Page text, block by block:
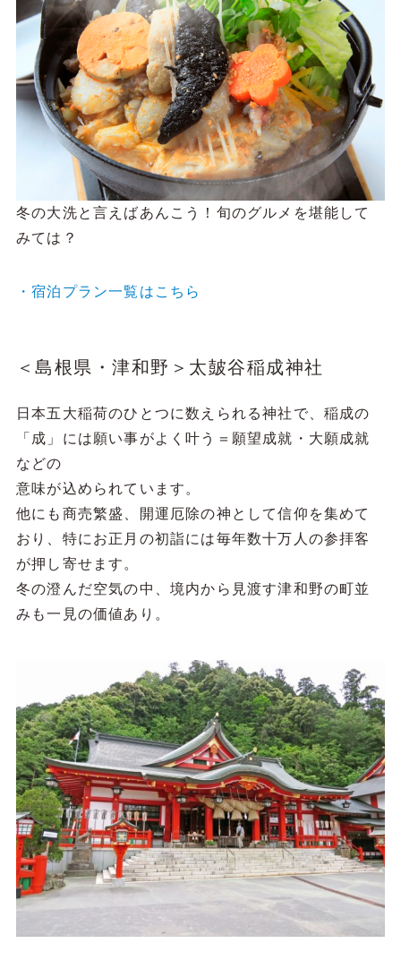
冬の大洗と言えばあんこう！旬のグルメを堪能して
みては？
・宿泊プラン一覧はこちら
＜島根県・津和野＞太皷谷稲成神社
日本五大稲荷のひとつに数えられる神社で、稲成の
「成」には願い事がよく叶う＝願望成就・大願成就
などの
意味が込められています。
他にも商売繁盛、開運厄除の神として信仰を集めて
おり、特にお正月の初詣には毎年数十万人の参拝客
が押し寄せます。
冬の澄んだ空気の中、境内から見渡す津和野の町並
みも一見の価値あり。